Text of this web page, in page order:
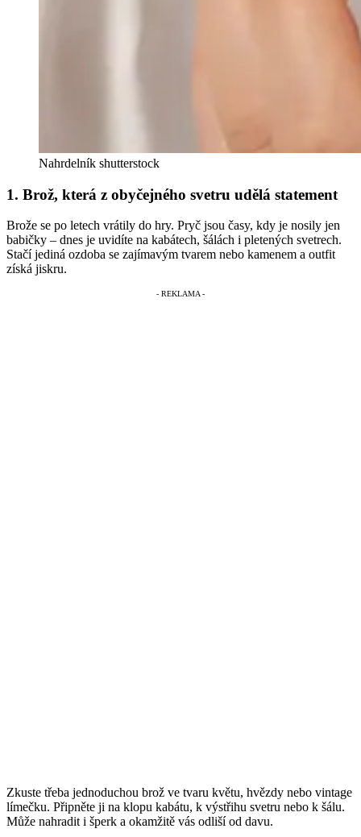
Nahrdelník shutterstock
1. Brož, která z obyčejného svetru udělá statement
Brože se po letech vrátily do hry. Pryč jsou časy, kdy je nosily jen
babičky – dnes je uvidíte na kabátech, šálách i pletených svetrech.
Stačí jediná ozdoba se zajímavým tvarem nebo kamenem a outfit
získá jiskru.
Zkuste třeba jednoduchou brož ve tvaru květu, hvězdy nebo vintage
límečku. Připněte ji na klopu kabátu, k výstřihu svetru nebo k šálu.
Může nahradit i šperk a okamžitě vás odliší od davu.